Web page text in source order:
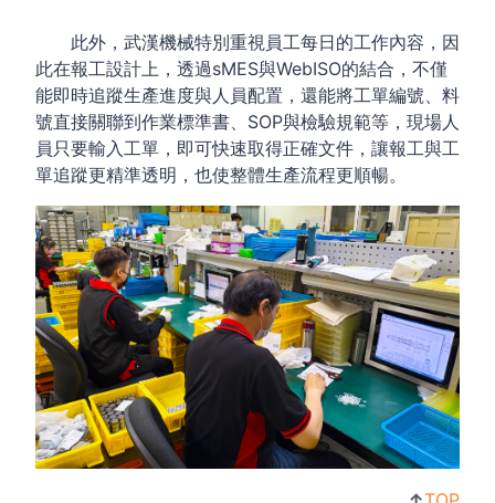
此外，武漢機械特別重視員工每日的工作內容，因
此在報工設計上，透過sMES與WebISO的結合，不僅
能即時追蹤生產進度與人員配置，還能將工單編號、料
號直接關聯到作業標準書、SOP與檢驗規範等，現場人
員只要輸入工單，即可快速取得正確文件，讓報工與工
單追蹤更精準透明，也使整體生產流程更順暢。